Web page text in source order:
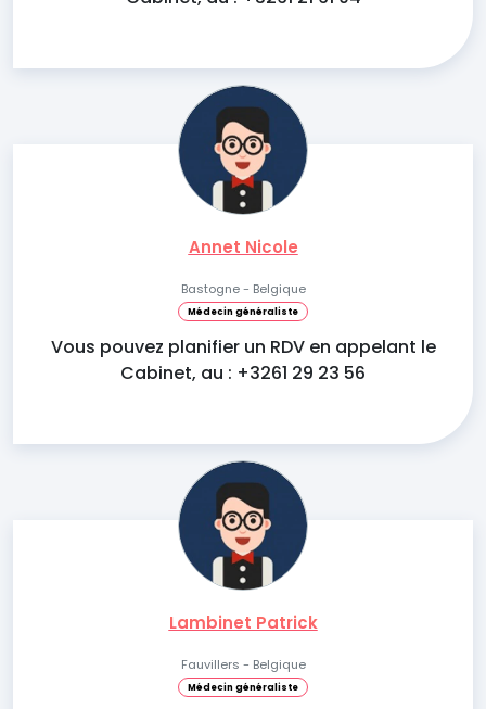
Annet Nicole
Bastogne - Belgique
Médecin généraliste
Vous pouvez planifier un RDV en appelant le
Cabinet, au : +3261 29 23 56
Lambinet Patrick
Fauvillers - Belgique
Médecin généraliste